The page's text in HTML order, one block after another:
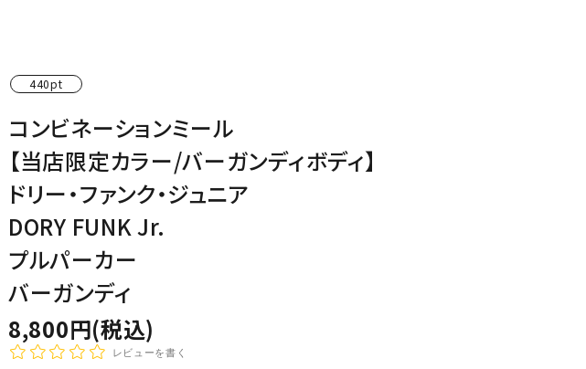
440pt
コンビネーションミール
【当店限定カラー/バーガンディボディ】
ドリー・ファンク・ジュニア
DORY FUNK Jr.
プルパーカー
バーガンディ
8,800円(税込)
レビューを書く